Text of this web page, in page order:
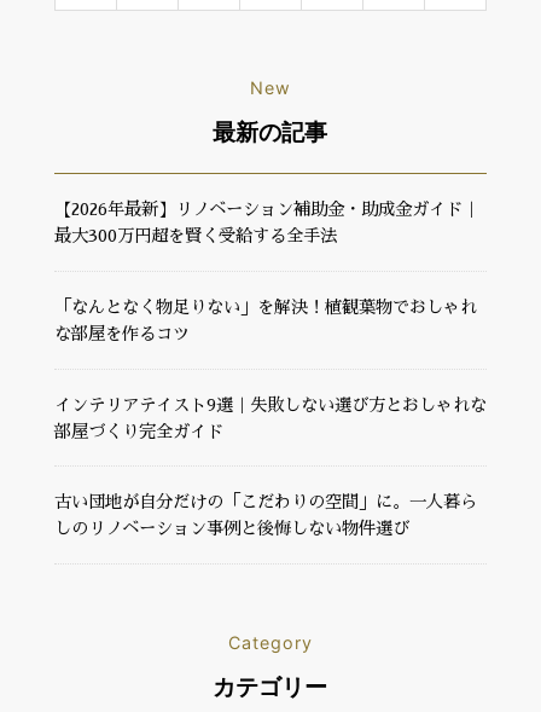
New
最新の記事
【2026年最新】リノベーション補助金・助成金ガイド｜
最大300万円超を賢く受給する全手法
「なんとなく物足りない」を解決！植観葉物でおしゃれ
な部屋を作るコツ
インテリアテイスト9選｜失敗しない選び方とおしゃれな
部屋づくり完全ガイド
古い団地が自分だけの「こだわりの空間」に。一人暮ら
しのリノベーション事例と後悔しない物件選び
Category
カテゴリー